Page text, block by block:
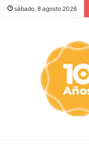
sábado, 8 agosto 2026